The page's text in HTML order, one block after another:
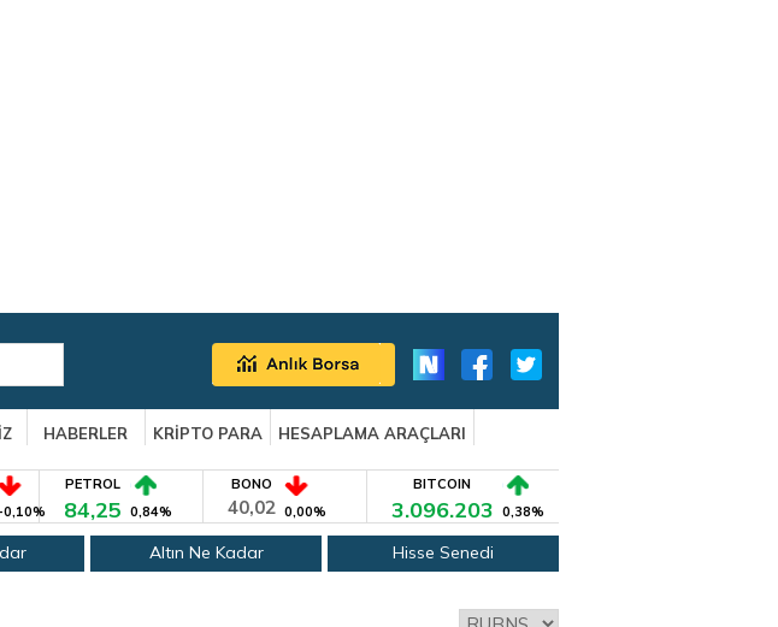
HABERLER KRİPTO PARA
HESAPLAMA ARAÇLARI
-0,10%
PETROL
84,25 0,84%
BONO
40,02 0,00%
BITCOIN
3.096.203 0,38%
Altın Ne Kadar Hisse Senedi